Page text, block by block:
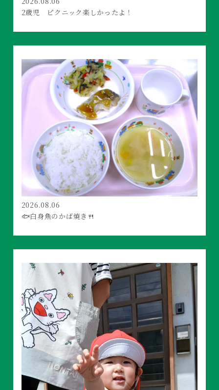
2歳児 ピクニック楽しかったよ！
2026.08.06
🐟白身魚のかば焼き🍴